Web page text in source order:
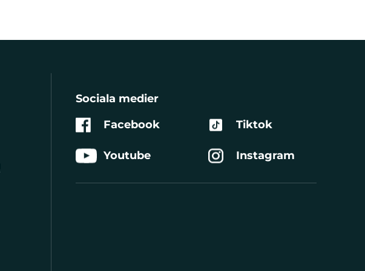
Sociala medier
Facebook
Youtube
Tiktok
Instagram